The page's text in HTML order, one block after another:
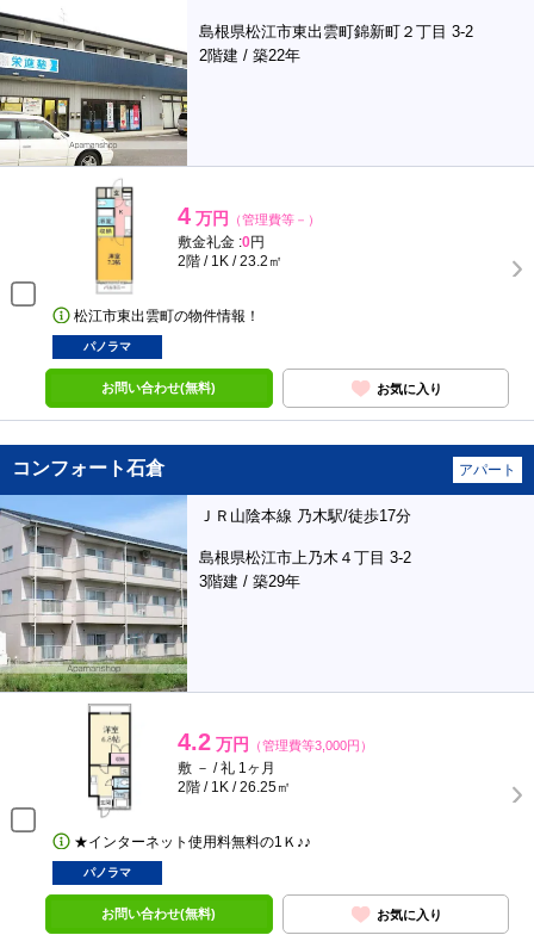
島根県松江市東出雲町錦新町２丁目 3-2
2階建 / 築22年
4 万円 （管理費等－）
敷金礼金 :0円
2階 / 1K / 23.2㎡
松江市東出雲町の物件情報！
パノラマ
お問い合わせ(無料) お気に入り
コンフォート石倉 アパート
ＪＲ山陰本線 乃木駅/徒歩17分
島根県松江市上乃木４丁目 3-2
3階建 / 築29年
4.2 万円 （管理費等3,000円）
敷 － / 礼 1ヶ月
2階 / 1K / 26.25㎡
★インターネット使用料無料の1Ｋ♪♪
パノラマ
お問い合わせ(無料) お気に入り